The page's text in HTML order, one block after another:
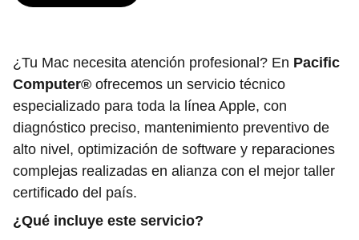
¿Tu Mac necesita atención profesional? En Pacific
Computer® ofrecemos un servicio técnico
especializado para toda la línea Apple, con
diagnóstico preciso, mantenimiento preventivo de
alto nivel, optimización de software y reparaciones
complejas realizadas en alianza con el mejor taller
certificado del país.
¿Qué incluye este servicio?